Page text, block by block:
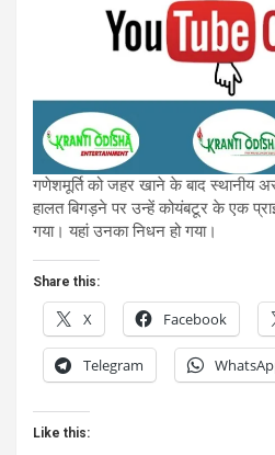
गणेशमूर्ति को जहर खाने के बाद स्थानीय
हालत बिगड़ने पर उन्हें कोयंबटूर के एक
गया। यहां उनका निधन हो गया।
Share this:
X Facebook
Telegram
Like this: